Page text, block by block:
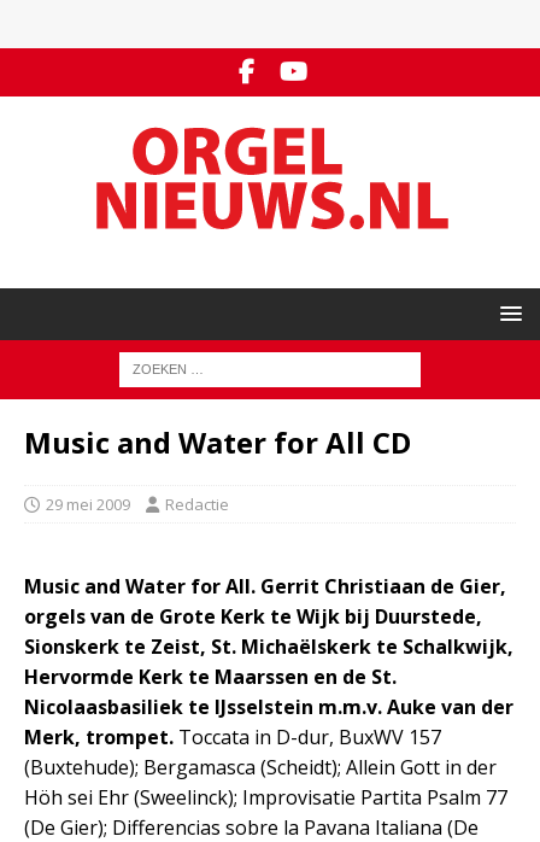
Music and Water for All CD
29 mei 2009 Redactie
Music and Water for All. Gerrit Christiaan de Gier,
orgels van de Grote Kerk te Wijk bij Duurstede,
Sionskerk te Zeist, St. Michaëlskerk te Schalkwijk,
Hervormde Kerk te Maarssen en de St.
Nicolaasbasiliek te IJsselstein m.m.v. Auke van der
Merk, trompet. Toccata in D-dur, BuxWV 157
(Buxtehude); Bergamasca (Scheidt); Allein Gott in der
Höh sei Ehr (Sweelinck); Improvisatie Partita Psalm 77
(De Gier); Differencias sobre la Pavana Italiana (De